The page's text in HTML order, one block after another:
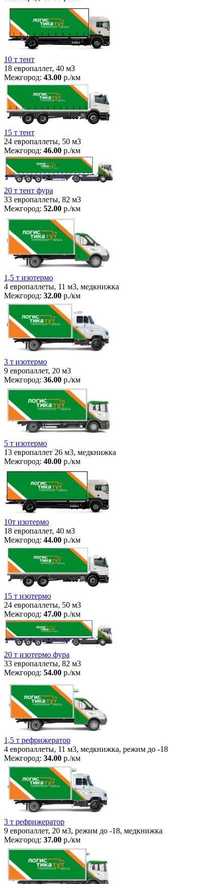
10 т тент
18 европаллет, 40 м3
Межгород: 43.00 р./км
15 т тент
24 европаллеты, 50 м3
Межгород: 46.00 р./км
20 т тент фура
33 европаллеты, 82 м3
Межгород: 52.00 р./км
1,5 т изотермо
4 европаллеты, 11 м3, медкнижка
Межгород: 32.00 р./км
3 т изотермо
9 европаллет, 20 м3
Межгород: 36.00 р./км
5 т изотермо
13 европаллет 26 м3, медкнижка
Межгород: 40.00 р./км
10т изотермо
18 европаллет, 40 м3
Межгород: 44.00 р./км
15 т изотермо
24 европаллеты, 50 м3
Межгород: 47.00 р./км
20 т изотермо фура
33 европаллеты, 82 м3
Межгород: 54.00 р./км
1,5 т рефрижератор
4 европаллеты, 11 м3, медкнижка, режим до -18
Межгород: 34.00 р./км
3 т рефрижератор
9 европаллет, 20 м3, режим до -18, медкнижка
Межгород: 37.00 р./км